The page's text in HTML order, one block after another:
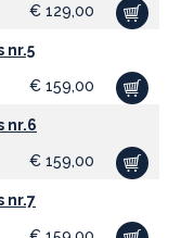
€ 129,00
nr.5
€ 159,00
nr.6
€ 159,00
nr.7